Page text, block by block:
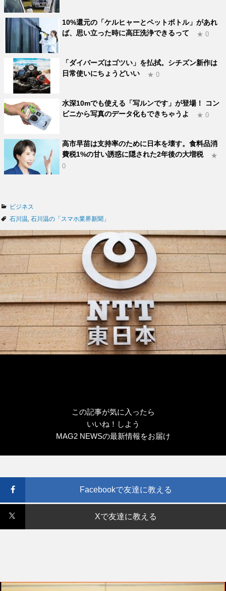
10%還元の「ケルヒャーとペットボトル」があれ
ば、思い立った時に高圧洗浄できるって
★ 0
「ダイバーズはゴツい」を払拭。シチズン新作は
日常使いにちょうどいい
★ 0
水深10mでも使える「写ルンです」が登場！ コン
ビニから写真のデータ化もできちゃうよ
★ 0
高市早苗は支持率のために日本を壊す。食料品消
費税1%の甘い誘惑に隠された2年後の大増税
★
0
カ
テ
ー
ビジネス
タ
石川温 石川温の「スマホ業界新聞」
この記事が気に入ったら
いいね！しよう
MAG2 NEWSの最新情報をお届け
Facebookで友達に教える
Xで友達に教える